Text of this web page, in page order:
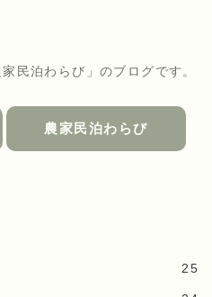
民泊わらび」のブログです。
農家民泊わらび
25